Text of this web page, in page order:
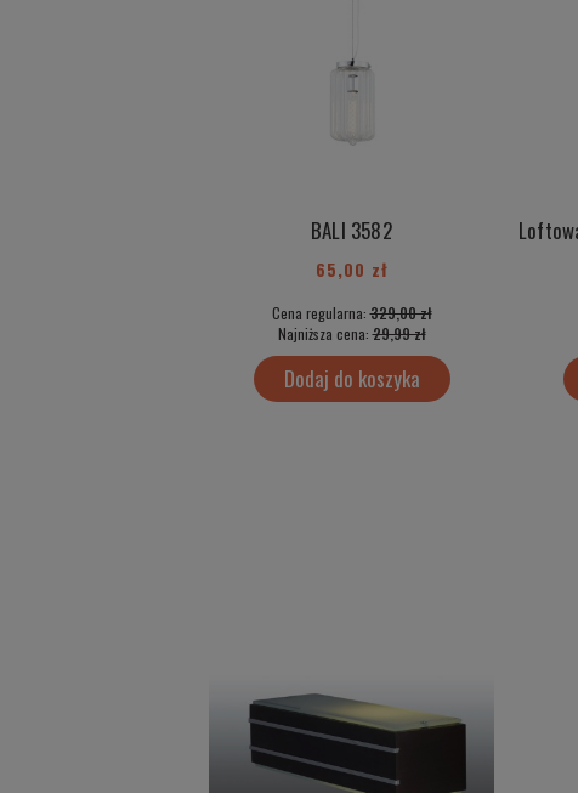
BALI 3582
65,00 zł
Cena regularna:329,00 zł
Najniższa cena:29,99 zł
Dodaj do koszyka